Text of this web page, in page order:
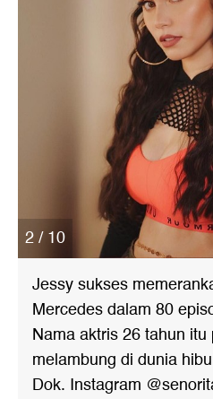
2 / 10
Jessy sukses
Mercedes dalam 80
Nama aktris 26 tahun
melambung di dunia
Dok. Instagram